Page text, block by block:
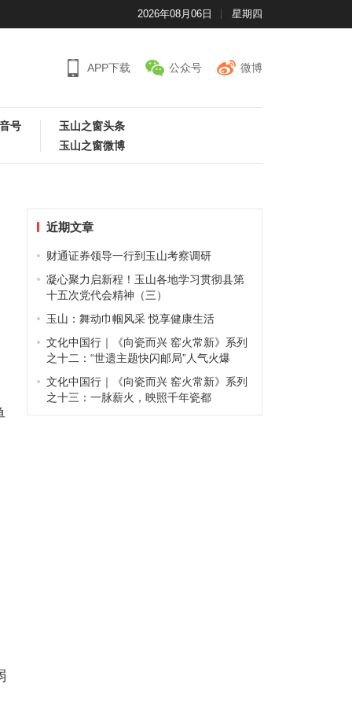
2026年08月06日 星期四
APP下载 公众号 微博
号
玉山之窗头条
玉山之窗微博
近期文章
财通证券领导一行到玉山考察调研
凝心聚力启新程！玉山各地学习贯彻县第
十五次党代会精神（三）
玉山：舞动巾帼风采 悦享健康生活
文化中国行｜《向瓷而兴 窑火常新》系列
之十二：“世遗主题快闪邮局”人气火爆
文化中国行｜《向瓷而兴 窑火常新》系列
之十三：一脉薪火，映照千年瓷都